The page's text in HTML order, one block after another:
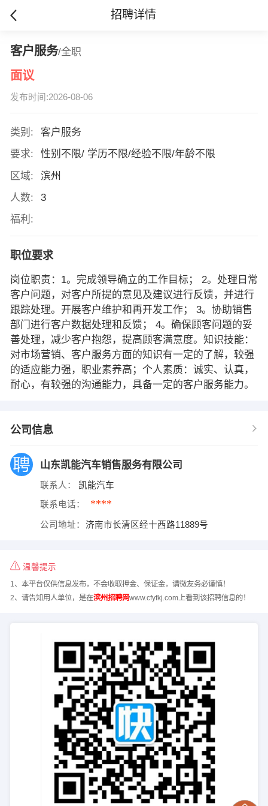
招聘详情
客户服务/全职
面议
发布时间:2026-08-06
类别:
客户服务
要求:
性别不限/ 学历不限/经验不限/年龄不限
区域:
滨州
人数:
3
福利:
职位要求
岗位职责：1。完成领导确立的工作目标； 2。处理日常
客户问题，对客户所提的意见及建议进行反馈，并进行
跟踪处理。开展客户维护和再开发工作； 3。协助销售
部门进行客户数据处理和反馈； 4。确保顾客问题的妥
善处理，减少客户抱怨，提高顾客满意度。知识技能：
对市场营销、客户服务方面的知识有一定的了解，较强
的适应能力强，职业素养高；个人素质：诚实、认真，
耐心，有较强的沟通能力，具备一定的客户服务能力。
公司信息
山东凯能汽车销售服务有限公司
联系人： 凯能汽车
联系电话： ****
公司地址： 济南市长清区经十西路11889号
温馨提示
1、本平台仅供信息发布，不会收取押金、保证金，请微友务必谨慎！
2、请告知用人单位，是在滨州招聘网www.cfyfkj.com上看到该招聘信息的！